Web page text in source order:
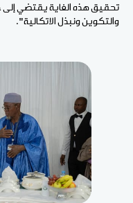
تحقيق هذه الغاية يقتضي إلى
والتكوين ونبذل الاتكالية".